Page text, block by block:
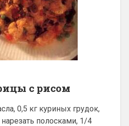
с рисом
0,5 кг куриных грудок,
полосками, 1/4